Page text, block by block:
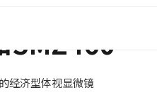
视显微镜
SMZ460
经济型体视显微镜